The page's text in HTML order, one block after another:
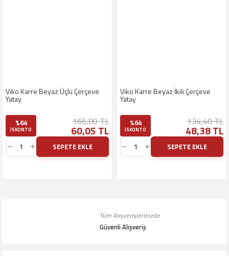
Viko Karre Beyaz Üçlü Çerçeve
Yatay
%64
ISKONTO
166,80 TL
60,05 TL
SEPETE EKLE
Viko Karre Beyaz İkili Çerçeve
Yatay
%64
ISKONTO
134,40 TL
48,38 TL
SEPETE EKLE
Tüm Alışverişlerinizde
Güvenli Alışveriş